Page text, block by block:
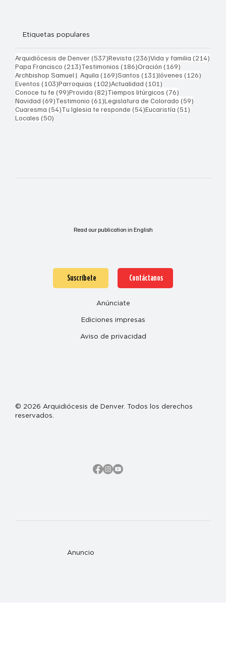
Etiquetas populares
Arquidiócesis de Denver(537)537 entradas
Revista (236)236 entradas
Vida y familia (214)
Papa Francisco (213)213 entradas
Testimonios (186)186 entradas
Oración (169)
Archbishop Samuel J. Aquila (169)169 entradas
Santos (131)131 entradas
Jóvenes (126)
Eventos (103)103 entradas
Parroquias (102)102 entradas
Actualidad (101)
Conoce tu fe (99)99 entradas
Provida (82)82 entradas
Tiempos litúrgicos (76)
Navidad (69)69 entradas
Testimonio (61)61 entradas
Legislatura de Colorado (59)
Cuaresma (54)54 entradas
Tu Iglesia te responde (54)54 entradas
Eucaristía (51)
Locales (50)
Read our publication in English
Anuncio
Suscríbete Contáctanos
Anúnciate
Ediciones impresas
Aviso de privacidad
© 2026 Arquidiócesis de Denver. Todos los derechos
reservados.